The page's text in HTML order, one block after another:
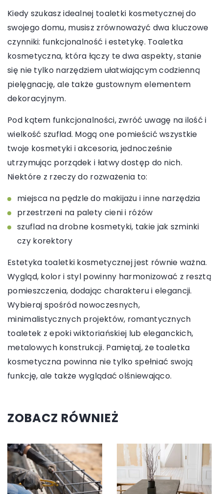
Kiedy szukasz idealnej toaletki kosmetycznej do
swojego domu, musisz zrównoważyć dwa kluczowe
czynniki: funkcjonalność i estetykę. Toaletka
kosmetyczna, która łączy te dwa aspekty, stanie
się nie tylko narzędziem ułatwiającym codzienną
pielęgnację, ale także gustownym elementem
dekoracyjnym.
Pod kątem funkcjonalności, zwróć uwagę na ilość i
wielkość szuflad. Mogą one pomieścić wszystkie
twoje kosmetyki i akcesoria, jednocześnie
utrzymując porządek i łatwy dostęp do nich.
Niektóre z rzeczy do rozważenia to:
miejsca na pędzle do makijażu i inne narzędzia
przestrzeni na palety cieni i różów
szuflad na drobne kosmetyki, takie jak szminki
czy korektory
Estetyka toaletki kosmetycznej jest równie ważna.
Wygląd, kolor i styl powinny harmonizować z resztą
pomieszczenia, dodając charakteru i elegancji.
Wybieraj spośród nowoczesnych,
minimalistycznych projektów, romantycznych
toaletek z epoki wiktoriańskiej lub eleganckich,
metalowych konstrukcji. Pamiętaj, że toaletka
kosmetyczna powinna nie tylko spełniać swoją
funkcję, ale także wyglądać olśniewająco.
ZOBACZ RÓWNIEŻ